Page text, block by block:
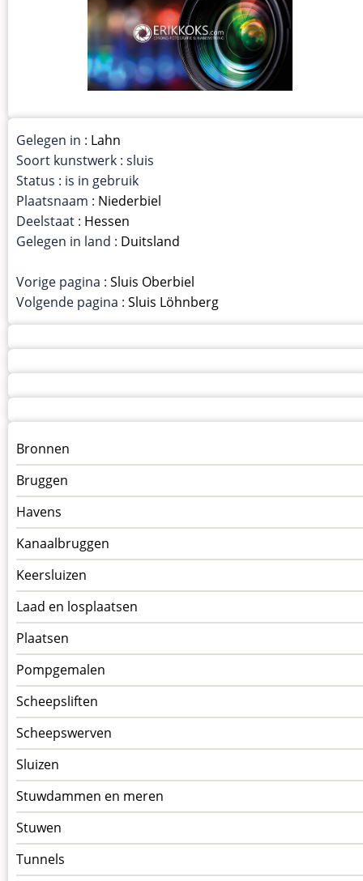
Gelegen in : Lahn
Soort kunstwerk : sluis
Status : is in gebruik
Plaatsnaam : Niederbiel
Deelstaat : Hessen
Gelegen in land : Duitsland
Vorige pagina : Sluis Oberbiel
Volgende pagina : Sluis Löhnberg
Menu
kunstwerken
op
kunstwerkpagina
Bronnen
Bruggen
Havens
Kanaalbruggen
Keersluizen
Laad en losplaatsen
Plaatsen
Pompgemalen
Scheepsliften
Scheepswerven
Sluizen
Stuwdammen en meren
Stuwen
Tunnels